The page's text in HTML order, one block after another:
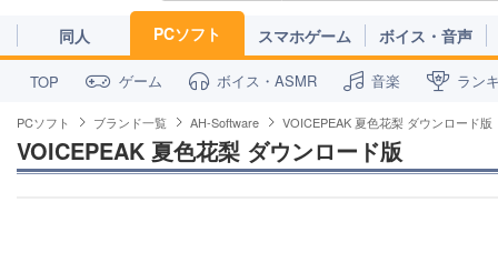
同人 PCソフト スマホゲーム ボイス・音声
TOP ゲーム ボイス・ASMR 音楽 ラン
PCソフト ブランド一覧 AH-Software VOICEPEAK 夏色花梨 ダウンロード版
VOICEPEAK 夏色花梨 ダウンロード版